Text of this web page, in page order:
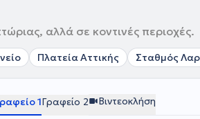
αλλά σε κοντινές περιοχές.
Πλατεία Αττικής Σταθμός
1Γραφείο 2 Βιντεοκλήση